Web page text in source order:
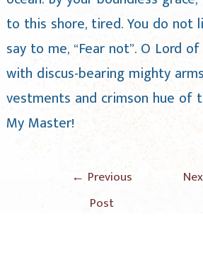
to this shore, tired. You do not
say to me, “Fear not”. O Lord
with discus-bearing mighty
vestments and crimson hue of
My Master!
← Previous
Post